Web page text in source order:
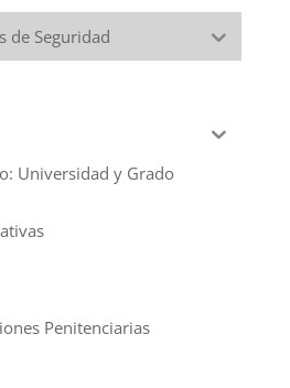
de Seguridad
Universidad y Grado
Penitenciarias